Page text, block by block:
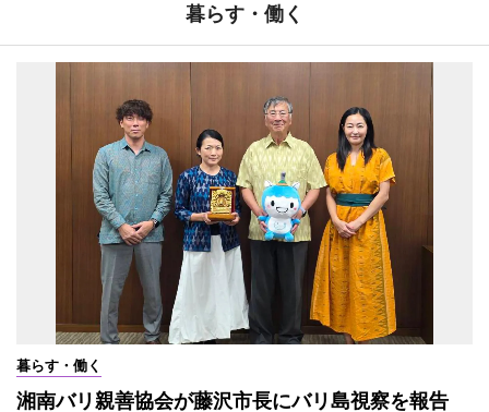
暮らす・働く
暮らす・働く
湘南バリ親善協会が藤沢市長にバリ島視察を報告